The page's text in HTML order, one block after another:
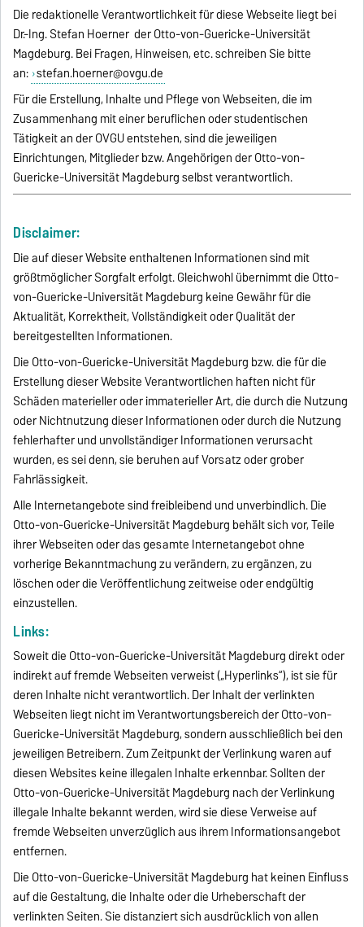
Die redaktionelle Verantwortlichkeit für diese Webseite liegt bei
Dr.-Ing. Stefan Hoerner der Otto-von-Guericke-Universität
Magdeburg. Bei Fragen, Hinweisen, etc. schreiben Sie bitte
an: stefan.hoerner@ovgu.de
Für die Erstellung, Inhalte und Pflege von Webseiten, die im
Zusammenhang mit einer beruflichen oder studentischen
Tätigkeit an der OVGU entstehen, sind die jeweiligen
Einrichtungen, Mitglieder bzw. Angehörigen der Otto-von-
Guericke-Universität Magdeburg selbst verantwortlich.
Disclaimer:
Die auf dieser Website enthaltenen Informationen sind mit
größtmöglicher Sorgfalt erfolgt. Gleichwohl übernimmt die Otto-
von-Guericke-Universität Magdeburg keine Gewähr für die
Aktualität, Korrektheit, Vollständigkeit oder Qualität der
bereitgestellten Informationen.
Die Otto-von-Guericke-Universität Magdeburg bzw. die für die
Erstellung dieser Website Verantwortlichen haften nicht für
Schäden materieller oder immaterieller Art, die durch die Nutzung
oder Nichtnutzung dieser Informationen oder durch die Nutzung
fehlerhafter und unvollständiger Informationen verursacht
wurden, es sei denn, sie beruhen auf Vorsatz oder grober
Fahrlässigkeit.
Alle Internetangebote sind freibleibend und unverbindlich. Die
Otto-von-Guericke-Universität Magdeburg behält sich vor, Teile
ihrer Webseiten oder das gesamte Internetangebot ohne
vorherige Bekanntmachung zu verändern, zu ergänzen, zu
löschen oder die Veröffentlichung zeitweise oder endgültig
einzustellen.
Links:
Soweit die Otto-von-Guericke-Universität Magdeburg direkt oder
indirekt auf fremde Webseiten verweist („Hyperlinks“), ist sie für
deren Inhalte nicht verantwortlich. Der Inhalt der verlinkten
Webseiten liegt nicht im Verantwortungsbereich der Otto-von-
Guericke-Universität Magdeburg, sondern ausschließlich bei den
jeweiligen Betreibern. Zum Zeitpunkt der Verlinkung waren auf
diesen Websites keine illegalen Inhalte erkennbar. Sollten der
Otto-von-Guericke-Universität Magdeburg nach der Verlinkung
illegale Inhalte bekannt werden, wird sie diese Verweise auf
fremde Webseiten unverzüglich aus ihrem Informationsangebot
entfernen.
Die Otto-von-Guericke-Universität Magdeburg hat keinen Einfluss
auf die Gestaltung, die Inhalte oder die Urheberschaft der
verlinkten Seiten. Sie distanziert sich ausdrücklich von allen